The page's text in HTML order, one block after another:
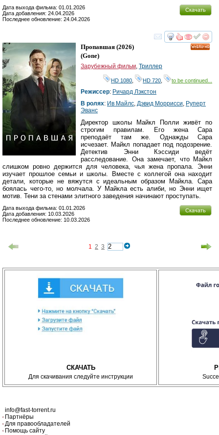
Скачать
Дата выхода фильма: 01.01.2026
Дата добавления: 24.04.2026
Последнее обновление: 24.04.2026
смотреть
Пропавшая (2026)
(Gone)
Зарубежный фильм, Триллер
HD 1080 HD 720 to be continued...
Режиссер: Ричард Лэкстон
В ролях: Ив Майлс, Дэвид Моррисси, Руперт
Эванс
Директор школы Майкл Полли живёт по
строгим правилам. Его жена Сара
преподаёт там же. Однажды Сара
исчезает. Майкл попадает под подозрение.
Детектив Энни Кэссиди ведёт
расследование. Она замечает, что Майкл
слишком ровно держится для человека, чья жена пропала. Энни
изучает прошлое семьи и школы. Вместе с коллегой она находит
детали, которые не вяжутся с идеальным образом Майкла. Сара
боялась чего-то, но молчала. У Майкла есть алиби, но Энни ищет
мотив. Тени за стенами элитного заведения начинают проступать.
Скачать
Дата выхода фильма: 01.01.2026
Дата добавления: 10.03.2026
Последнее обновление: 10.03.2026
1 2 3
СКАЧАТЬ
Для скачивания следуйте инструкции
info@fast-torrent.ru
Партнёры
Для правообладателей
Помощь сайту